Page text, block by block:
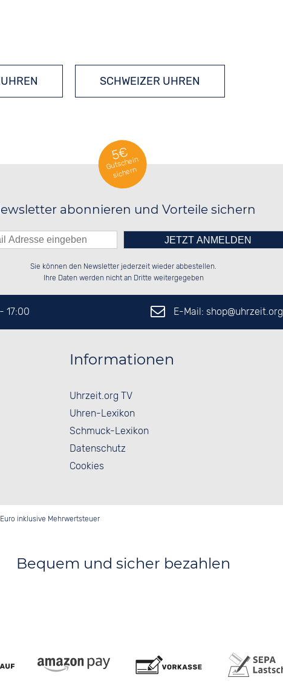
SCHWEIZER UHREN
5€
Gutschein
sichern
abonnieren und Vorteile sichern
░░░░██░░██░░██░░██░░██░░██░░░░░░
░░████░░██████░░██████░░██████░░
██░░░░░░░░░░██░░░░░░██░░██░░██░░
Bitte tragen Sie die Zahl in
das nebenstehende Feld ein.
Sie können den Newsletter jederzeit wieder abbestellen.
Ihre Daten werden nicht an Dritte weitergegeben
17:00 E-Mail: shop@uhrzeit.org
Informationen
Uhrzeit.org TV
Uhren-Lexikon
Schmuck-Lexikon
Datenschutz
Cookies
inklusive Mehrwertsteuer
Bequem und sicher bezahlen